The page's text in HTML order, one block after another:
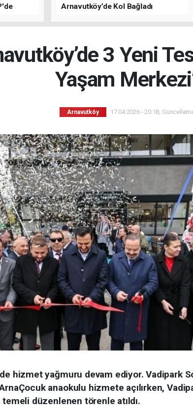
Arnavutköy’de Kol Bağladı
3 Yeni
Yaşam
Arnavutköy 17.04.2026 - 20:18,
hizmet yağmuru devam ediyor. Vadipark
anaokulu hizmete açılırken,
temeli düzenlenen törenle atıldı.